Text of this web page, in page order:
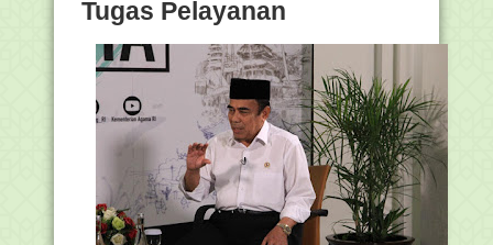
Tugas Pelayanan